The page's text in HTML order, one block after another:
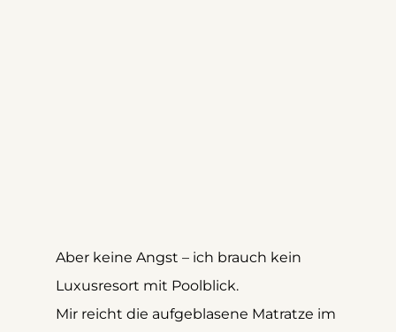
Aber keine Angst – ich brauch kein
Luxusresort mit Poolblick.
Mir reicht die aufgeblasene Matratze im